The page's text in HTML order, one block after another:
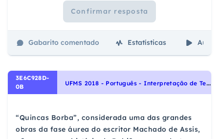
Confirmar resposta
Gabarito comentado Estatísticas Aulas
3E6C928D-
0B
U
FMS 2018 - Português - Interpretação de Textos, Funções da Linguagem: emotiva, apelativa, referencial, metalinguística, fática e poética., Noções Gerais de Compreensão e Interpretação de Texto
“Quincas Borba”, considerada uma das grandes
obras da fase áurea do escritor Machado de Assis,